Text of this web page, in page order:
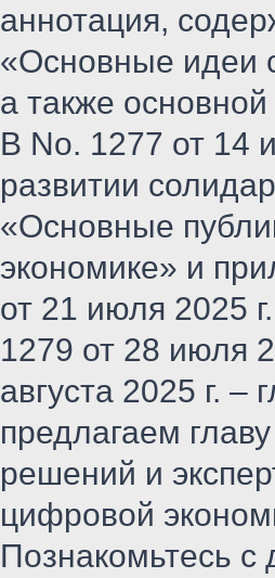
аннотация,
«Основные идеи
а также
В No. 1277 от 14
развитии
«Основные
экономике» и
от 21 июля 2025
1279 от 28 июля
августа 2025 г.
предлагаем
решений и
цифровой
Познакомьтесь